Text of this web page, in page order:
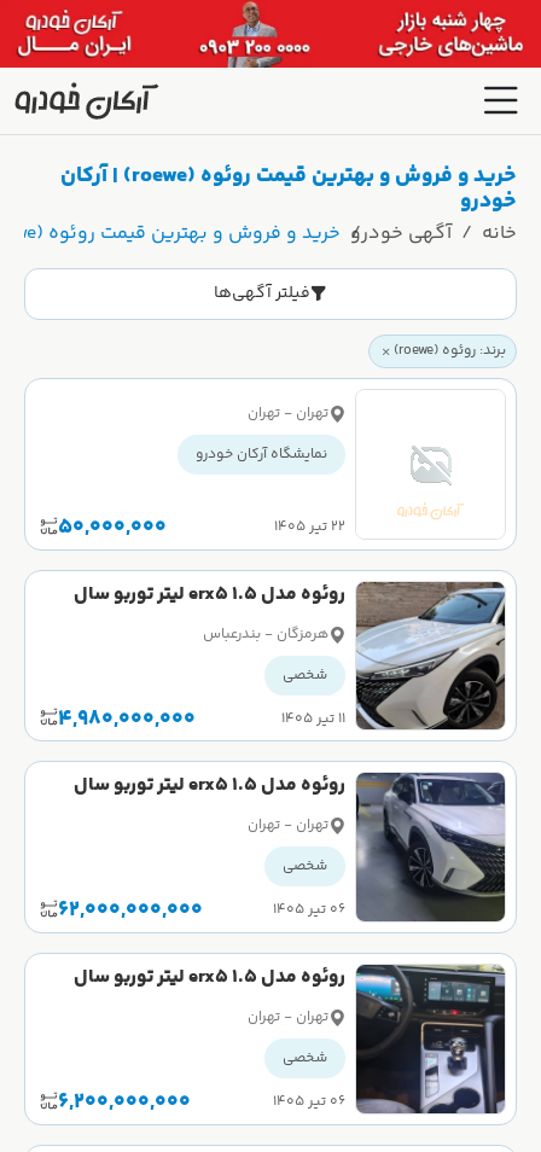
خرید و فروش و بهترین قیمت روئوه (roewe) | آرکان
خودرو
خانه آگهی خودرو خرید و فروش و بهترین قیمت روئوه (roewe) | آرکان خودرو
فیلتر آگهی‌ها
برند: روئوه (roewe)
تهران - تهران
نمایشگاه آرکان خودرو
۲۲ تیر ۱۴۰۵ 50,000,000
روئوه مدل erx5 1.5 لیتر توربو سال
2023 کارکرده
هرمزگان - بندرعباس
شخصی
۱۱ تیر ۱۴۰۵
4,980,000,000
روئوه مدل erx5 1.5 لیتر توربو سال
2023 صفر
تهران - تهران
شخصی
۰۶ تیر ۱۴۰۵
62,000,000,000
روئوه مدل erx5 1.5 لیتر توربو سال
2023 صفرتهران - تهران
شخصی
۰۶ تیر ۱۴۰۵
6,200,000,000